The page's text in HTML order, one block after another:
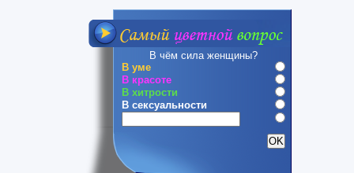
В чём сила женщины?
В уме
В красоте
В хитрости
В сексуальности